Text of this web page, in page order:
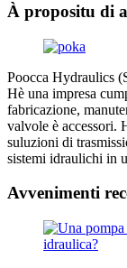
À propositu di
Poocca Hydraulics
Hè una impresa
fabricazione,
valvole è accessori.
suluzioni di
sistemi idraulichi in
Avvenimenti